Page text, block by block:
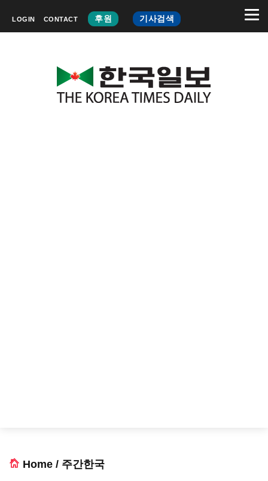
LOGIN CONTACT 후원 기사검색
Home / 주간한국